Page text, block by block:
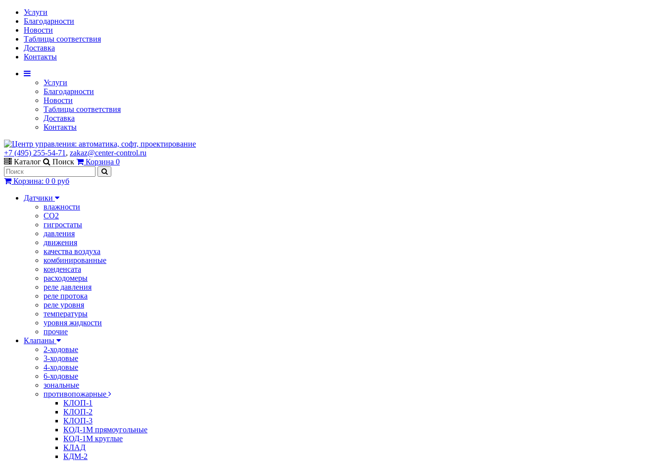
Услуги
Благодарности
Новости
Таблицы соответствия
Доставка
Контакты
Услуги
Благодарности
Новости
Таблицы соответствия
Доставка
Контакты
+7 (495) 255-54-71 , zakaz@center-control.ru
Каталог
Поиск Корзина 0
Корзина: 0 0 руб
Датчики
влажности
CO2
гигростаты
давления
движения
качества воздуха
комбинированные
конденсата
расходомеры
реле давления
реле протока
реле уровня
температуры
уровня жидкости
прочие
Клапаны
2-ходовые
3-ходовые
4-ходовые
6-ходовые
зональные
противопожарные
КЛОП-1
КЛОП-2
КЛОП-3
КОД-1М прямоугольные
КОД-1М круглые
КЛАД
КДМ-2